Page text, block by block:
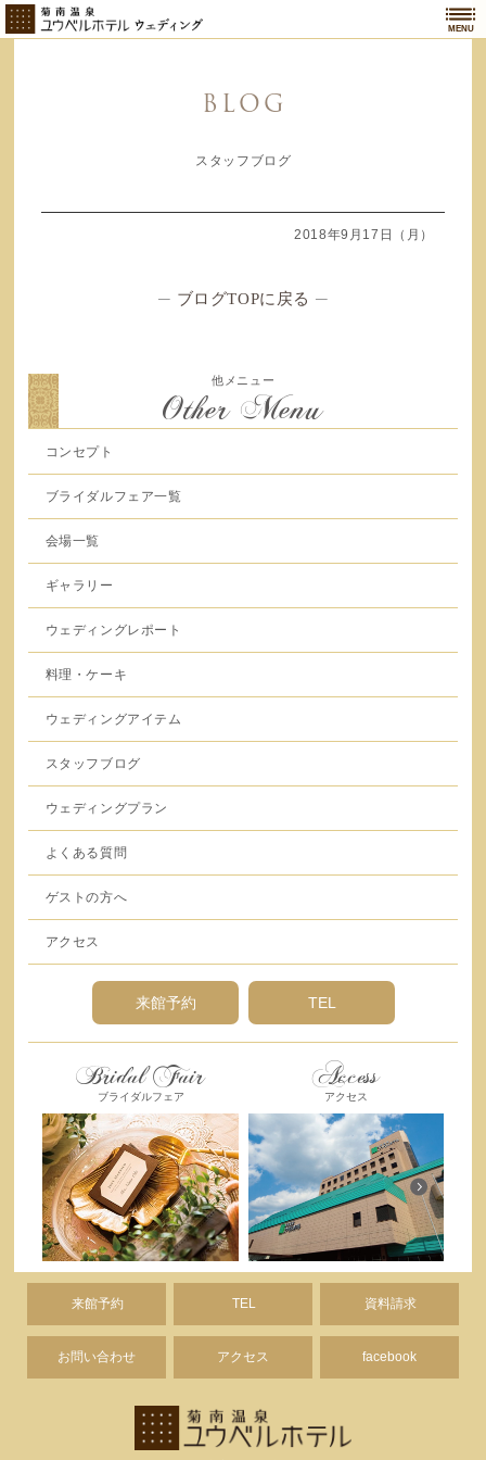
MENU
BLOG
スタッフブログ
2018年9月17日（月）
─ ブログTOPに戻る ─
他メニュー
Other Menu
コンセプト
ブライダルフェア一覧
会場一覧
ギャラリー
ウェディングレポート
料理・ケーキ
ウェディングアイテム
スタッフブログ
ウェディングプラン
よくある質問
ゲストの方へ
アクセス
来館予約 TEL
Bridal Fair
ブライダルフェア
Access
アクセス
来館予約 TEL 資料請求
お問い合わせ アクセス facebook